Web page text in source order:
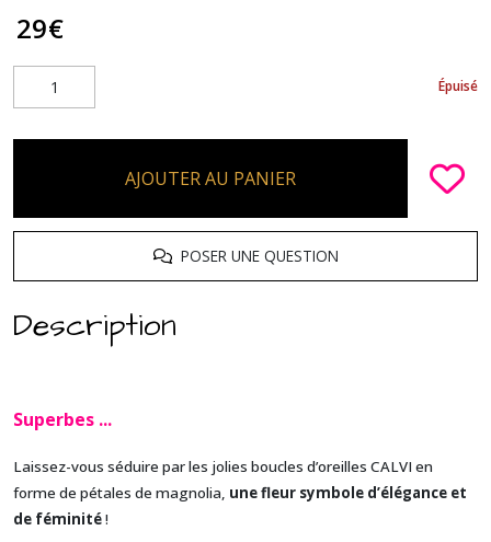
29€
Épuisé
AJOUTER AU PANIER
POSER UNE QUESTION
Description
Superbes ...
Laissez-vous séduire par les jolies boucles d’oreilles CALVI en
forme de pétales de magnolia, une fleur symbole d’élégance et
de féminité!